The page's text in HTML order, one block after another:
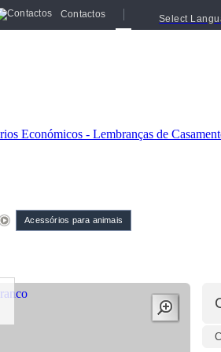
Contactos Select
Acessórios para animais